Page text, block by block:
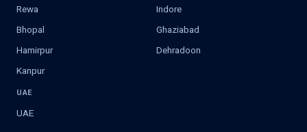
Rewa
Indore
Bhopal
Ghaziabad
Hamirpur
Dehradoon
Kanpur
UAE
UAE